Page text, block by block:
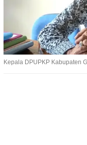
Kepala DPUPKP Kabupaten